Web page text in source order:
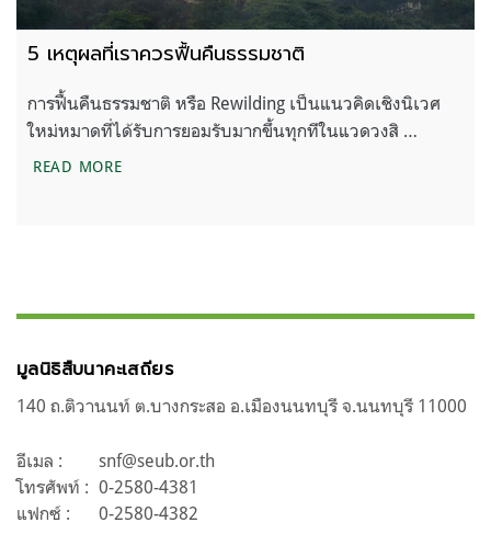
5 เหตุผลที่เราควรฟื้นคืนธรรมชาติ
การฟื้นคืนธรรมชาติ หรือ Rewilding เป็นแนวคิดเชิงนิเวศ
ใหม่หมาดที่ได้รับการยอมรับมากขึ้นทุกทีในแวดวงสิ …
READ MORE5 เหตุผลที่เราควรฟื้นคืนธรรมชาติ
มูลนิธิสืบนาคะเสถียร
140 ถ.ติวานนท์ ต.บางกระสอ อ.เมืองนนทบุรี จ.นนทบุรี 11000
อีเมล :
snf@seub.or.th
โทรศัพท์ : 0-2580-4381
แฟกซ์ :
0-2580-4382